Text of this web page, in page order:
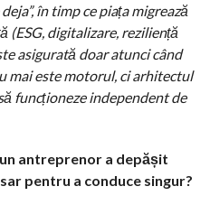
în timp ce piața migrează
(ESG, digitalizare, reziliență
asigurată doar atunci când
mai este motorul, ci arhitectul
funcționeze independent de
antreprenor a depășit
pentru a conduce singur?